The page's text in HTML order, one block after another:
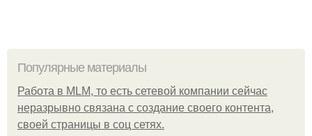
Популярные материалы
Работа в MLM, то есть сетевой компании сейчас
неразрывно связана с создание своего контента,
своей страницы в соц сетях.